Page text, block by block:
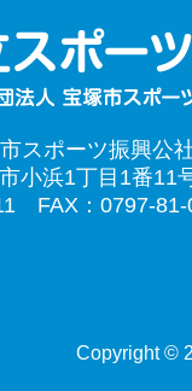
スポーツ振興公
小浜1丁目1番11
FAX：0797-81-
Copyright ©